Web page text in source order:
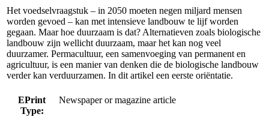
Het voedselvraagstuk – in 2050 moeten negen miljard mensen
worden gevoed – kan met intensieve landbouw te lijf worden
gegaan. Maar hoe duurzaam is dat? Alternatieven zoals biologische
landbouw zijn wellicht duurzaam, maar het kan nog veel
duurzamer. Permacultuur, een samenvoeging van permanent en
agricultuur, is een manier van denken die de biologische landbouw
verder kan verduurzamen. In dit artikel een eerste oriëntatie.
EPrint
Type:
Newspaper or magazine article